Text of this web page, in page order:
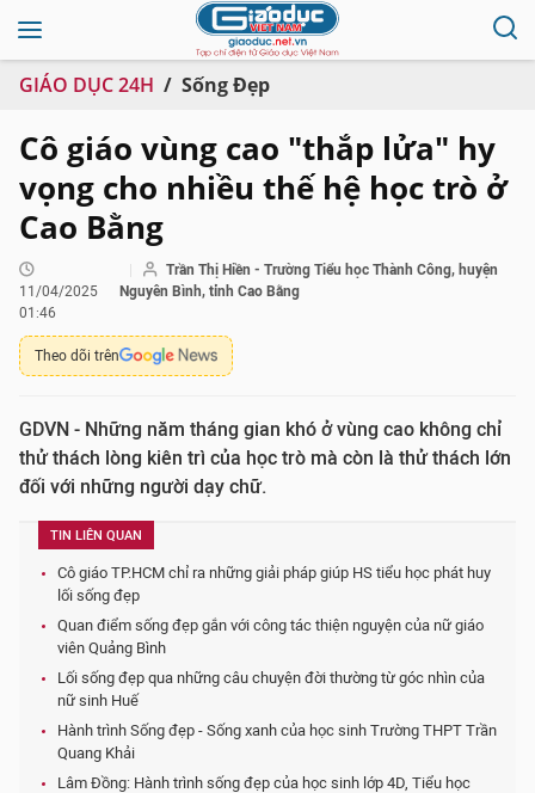
GIÁO DỤC 24H Sống Đẹp
Cô giáo vùng cao "thắp lửa" hy
vọng cho nhiều thế hệ học trò ở
Cao Bằng
11/04/2025
01:46
Trần Thị Hiền - Trường Tiểu học Thành Công, huyện
Nguyên Bình, tỉnh Cao Bằng
Theo dõi trên
GDVN - Những năm tháng gian khó ở vùng cao không chỉ
thử thách lòng kiên trì của học trò mà còn là thử thách lớn
đối với những người dạy chữ.
TIN LIÊN QUAN
Cô giáo TP.HCM chỉ ra những giải pháp giúp HS tiểu học phát huy
lối sống đẹp
Quan điểm sống đẹp gắn với công tác thiện nguyện của nữ giáo
viên Quảng Bình
Lối sống đẹp qua những câu chuyện đời thường từ góc nhìn của
nữ sinh Huế
Hành trình Sống đẹp - Sống xanh của học sinh Trường THPT Trần
Quang Khải
Lâm Đồng: Hành trình sống đẹp của học sinh lớp 4D, Tiểu học